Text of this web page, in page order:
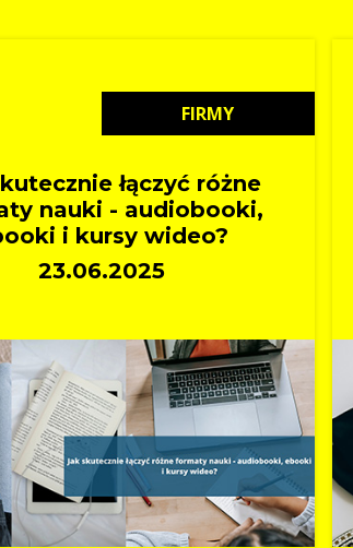
FIRMY
łączyć różne
nauki - audiobooki,
i kursy wideo?
23.06.2025